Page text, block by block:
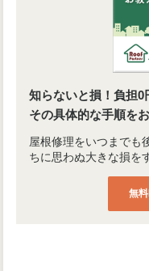
知らないと損！負担0
その具体的な手順を
屋根修理をいつまでも
ちに思わぬ大きな損を
無